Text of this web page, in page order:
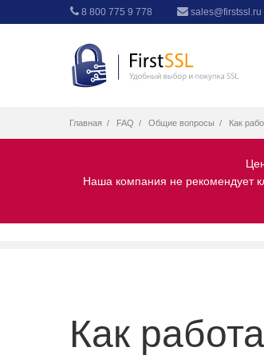
8 800 775 9 778 sales@firstssl.ru
Главная FAQ Общие вопросы Как
Наша компания не рекомендует
Как